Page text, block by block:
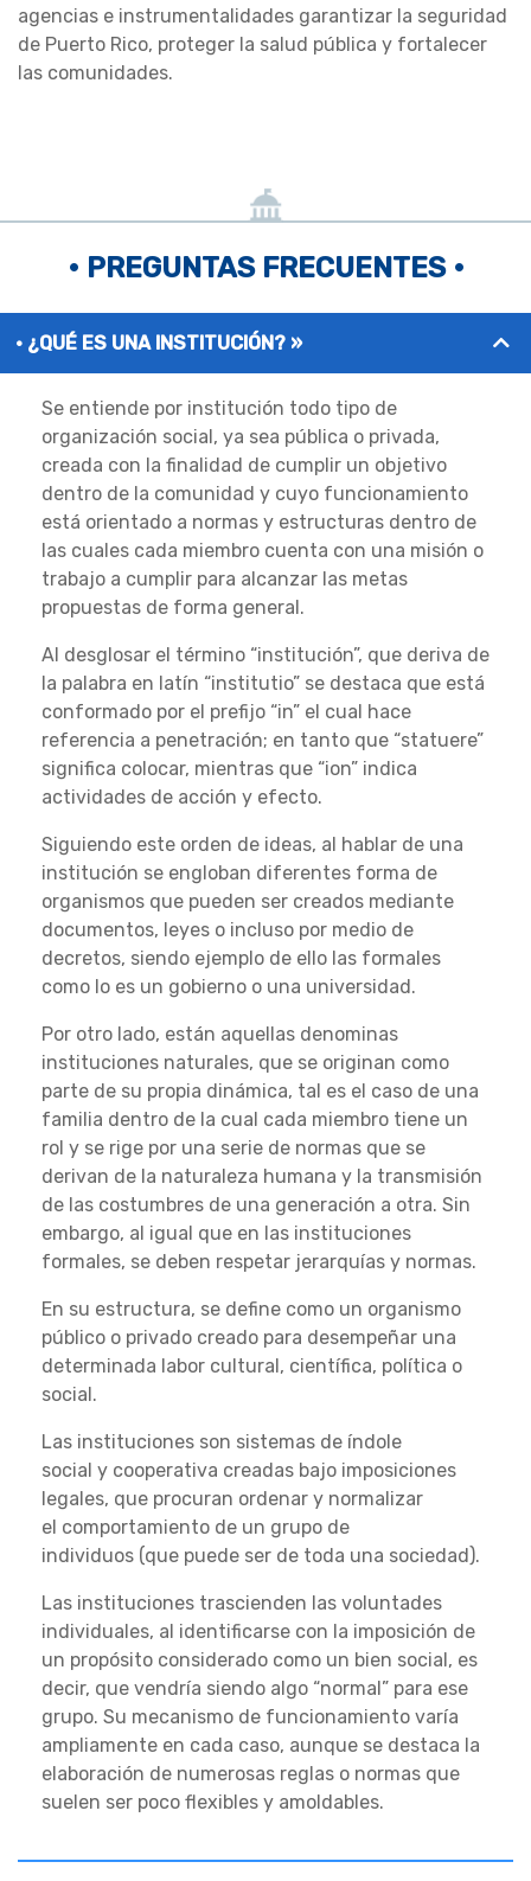
agencias e instrumentalidades garantizar la seguridad
de Puerto Rico, proteger la salud pública y fortalecer
las comunidades.
• PREGUNTAS FRECUENTES •
¿QUÉ ES UNA INSTITUCIÓN? »
Se entiende por institución todo tipo de
organización social, ya sea pública o privada,
creada con la finalidad de cumplir un objetivo
dentro de la comunidad y cuyo funcionamiento
está orientado a normas y estructuras dentro de
las cuales cada miembro cuenta con una misión o
trabajo a cumplir para alcanzar las metas
propuestas de forma general.
Al desglosar el término “institución”, que deriva de
la palabra en latín “institutio” se destaca que está
conformado por el prefijo “in” el cual hace
referencia a penetración; en tanto que “statuere”
significa colocar, mientras que “ion” indica
actividades de acción y efecto.
Siguiendo este orden de ideas, al hablar de una
institución se engloban diferentes forma de
organismos que pueden ser creados mediante
documentos, leyes o incluso por medio de
decretos, siendo ejemplo de ello las formales
como lo es un gobierno o una universidad.
Por otro lado, están aquellas denominas
instituciones naturales, que se originan como
parte de su propia dinámica, tal es el caso de una
familia dentro de la cual cada miembro tiene un
rol y se rige por una serie de normas que se
derivan de la naturaleza humana y la transmisión
de las costumbres de una generación a otra. Sin
embargo, al igual que en las instituciones
formales, se deben respetar jerarquías y normas.
En su estructura, se define como un organismo
público o privado creado para desempeñar una
determinada labor cultural, científica, política o
social.
Las instituciones son sistemas de índole
social y cooperativa creadas bajo imposiciones
legales, que procuran ordenar y normalizar
el comportamiento de un grupo de
individuos (que puede ser de toda una sociedad).
Las instituciones trascienden las voluntades
individuales, al identificarse con la imposición de
un propósito considerado como un bien social, es
decir, que vendría siendo algo “normal” para ese
grupo. Su mecanismo de funcionamiento varía
ampliamente en cada caso, aunque se destaca la
elaboración de numerosas reglas o normas que
suelen ser poco flexibles y amoldables.